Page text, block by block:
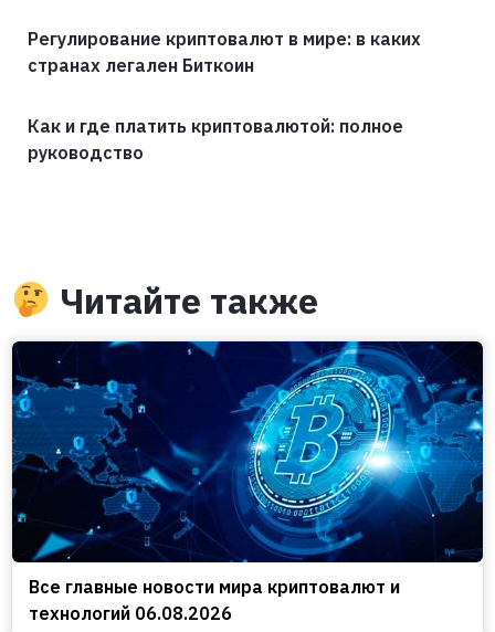
Регулирование криптовалют в мире: в каких
странах легален Биткоин
Как и где платить криптовалютой: полное
руководство
Читайте также
Все главные новости мира криптовалют и
технологий 06.08.2026